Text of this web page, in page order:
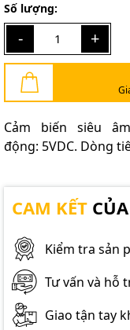
Số lượng:
- +
Cảm biến siêu
động: 5VDC. Dòng
CAM KẾT
Kiểm tra sản
Tư vấn và hỗ
Giao tận tay